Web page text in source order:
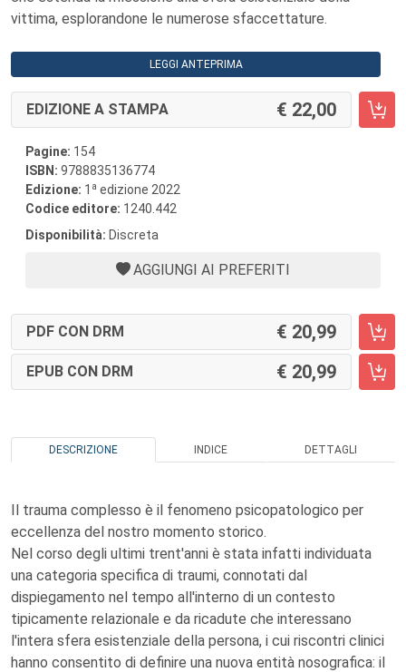
vittima, esplorandone le numerose sfaccettature.
LEGGI ANTEPRIMA
EDIZIONE A STAMPA 22,00
Pagine: 154
ISBN: 9788835136774
Edizione: 1 a edizione 2022
Codice editore: 1240.442
Disponibilità: Discreta
AGGIUNGI AI PREFERITI
PDF CON DRM 20,99
EPUB CON DRM 20,99
DESCRIZIONE INDICE DETTAGLI
Il trauma complesso è il fenomeno psicopatologico per
eccellenza del nostro momento storico.
Nel corso degli ultimi trent'anni è stata infatti individuata
una categoria specifica di traumi, connotati dal
dispiegamento nel tempo all'interno di un contesto
tipicamente relazionale e da ricadute che interessano
l'intera sfera esistenziale della persona, i cui riscontri clinici
hanno consentito di definire una nuova entità nosografica: il